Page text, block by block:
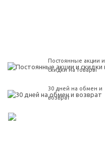
Постоянные акции и
скидки на товары
30 дней на обмен и
возврат